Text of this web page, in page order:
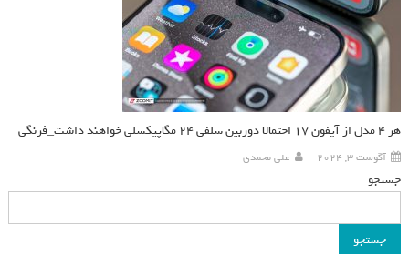
هر ۴ مدل از آیفون ۱۷ احتمالا دوربین سلفی ۲۴ مگاپیکسلی خواهند داشت_فرنگی
آگوست 3, 2024 علی محمدی
جستجو
جستجو